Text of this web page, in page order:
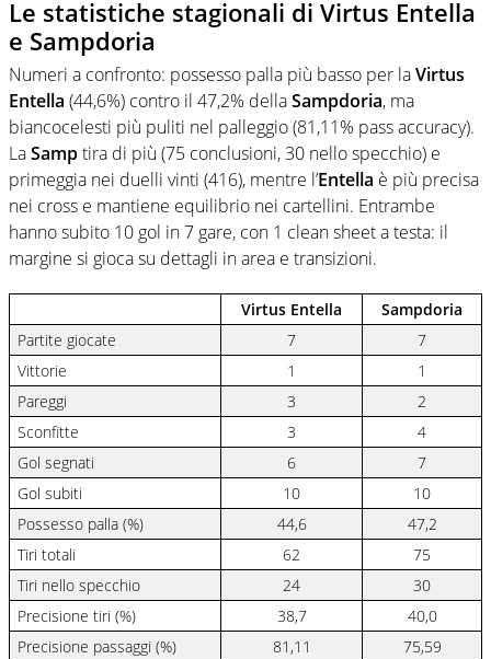
Le statistiche stagionali di Virtus Entella
e Sampdoria
Numeri a confronto: possesso palla più basso per laVirtus
Entella (44,6%) contro il 47,2% dellaSampdoria, ma
biancocelesti più puliti nel palleggio (81,11% pass accuracy).
LaSamptira di più (75 conclusioni, 30 nello specchio) e
primeggia nei duelli vinti (416), mentre l’Entella è più precisa
nei cross e mantiene equilibrio nei cartellini. Entrambe
hanno subito 10 gol in 7 gare, con 1 clean sheet a testa: il
margine si gioca su dettagli in area e transizioni.
Virtus Entella
Sampdoria
Partite giocate
7
7
Vittorie
1
1
Pareggi
3
2
Sconfitte
3
4
Gol segnati
6
7
Gol subiti
10
10
Possesso palla (%)
44,6
47,2
Tiri totali
62
75
Tiri nello specchio
24
30
Precisione tiri (%)
38,7
40,0
Precisione passaggi (%)
81,11
75,59